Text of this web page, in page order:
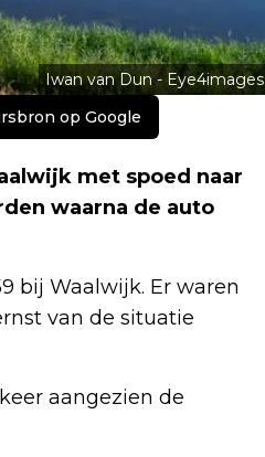
Iwan van Dun - Eye4images
op Google
met spoed naar
waarna de auto
bij Waalwijk. Er waren
van de situatie
aangezien de